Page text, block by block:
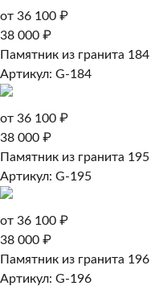
от 36 100 ₽
38 000 ₽
Памятник из гранита 184
Артикул: G-184
от 36 100 ₽
38 000 ₽
Памятник из гранита 195
Артикул: G-195
от 36 100 ₽
38 000 ₽
Памятник из гранита 196
Артикул: G-196